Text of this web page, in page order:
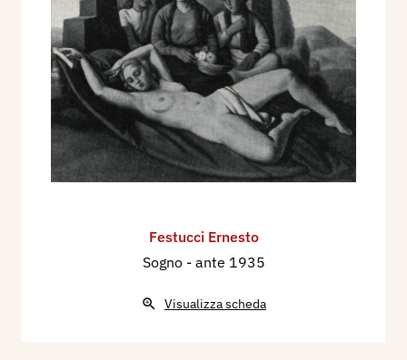
Festucci Ernesto
Sogno - ante 1935
Visualizza scheda